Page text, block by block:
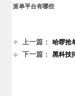
派单平台有哪些
上一篇：
哈啰抢
下一篇：
黑科技